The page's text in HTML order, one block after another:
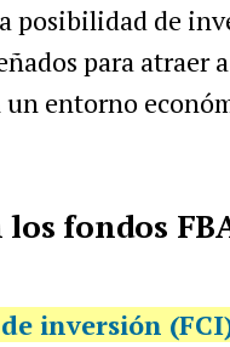
posibilidad de
para atraer
entorno
fondos
inversión